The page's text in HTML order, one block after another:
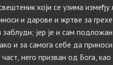
који се узима
и дарове и жртве за
заблуди; јер је и сам
и за самога себе да
част, него призван од Бога,